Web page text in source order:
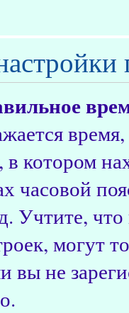
в котором
часовой
Учтите, что
могут
вы не